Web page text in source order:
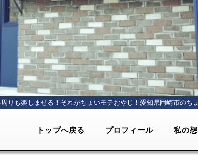
りも楽しませる！それがちょいモテおやじ！ 愛知県岡崎市のち
トップへ戻る プロフィール 私の